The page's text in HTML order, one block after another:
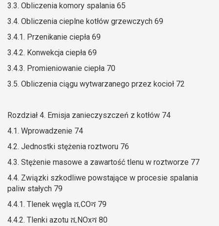
3.3. Obliczenia komory spalania 65
3.4. Obliczenia cieplne kotłów grzewczych 69
3.4.1. Przenikanie ciepła 69
3.4.2. Konwekcja ciepła 69
3.4.3. Promieniowanie ciepła 70
3.5. Obliczenia ciągu wytwarzanego przez kocioł 72
Rozdział 4. Emisja zanieczyszczeń z kotłów 74
4.1. Wprowadzenie 74
4.2. Jednostki stężenia roztworu 76
4.3. Stężenie masowe a zawartość tlenu w roztworze 77
4.4. Związki szkodliwe powstające w procesie spalania
paliw stałych 79
4.4.1. Tlenek węgla ሺCOሻ 79
4.4.2. Tlenki azotu ሺNOxሻ 80